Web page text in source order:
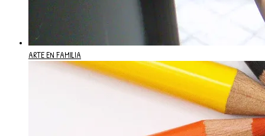
ARTE EN FAMILIA